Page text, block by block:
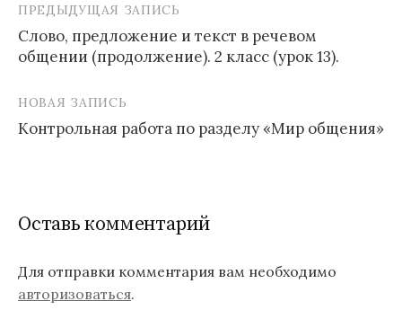
Навигация
по
ПРЕДЫДУЩАЯ ЗАПИСЬ
Слово, предложение и текст в речевом
общении (продолжение). 2 класс (урок 13).
НОВАЯ ЗАПИСЬ
Контрольная работа по разделу «Мир общения»
Оставь комментарий
Для отправки комментария вам необходимо
авторизоваться.